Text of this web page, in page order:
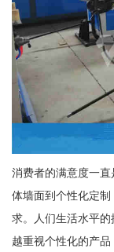
消费者的满意度一
体墙面到个性化定
求。人们生活水平
越重视个性化的产